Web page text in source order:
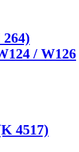
/ W126
4517)